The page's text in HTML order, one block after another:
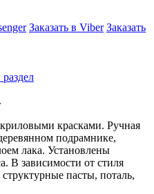
Заказать в Viber Заказать
красками. Ручная
подрамнике,
лака. Установлены
В зависимости от стиля
пасты, поталь,